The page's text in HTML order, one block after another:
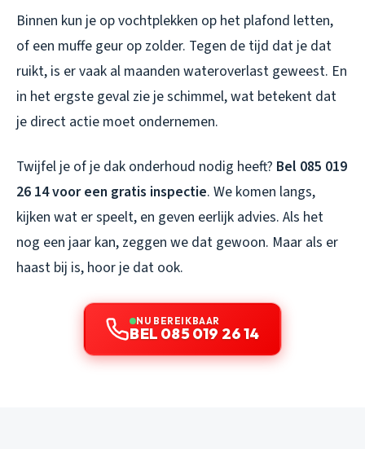
Binnen kun je op vochtplekken op het plafond letten,
of een muffe geur op zolder. Tegen de tijd dat je dat
ruikt, is er vaak al maanden wateroverlast geweest. En
in het ergste geval zie je schimmel, wat betekent dat
je direct actie moet ondernemen.
Twijfel je of je dak onderhoud nodig heeft? Bel 085 019
26 14 voor een gratis inspectie. We komen langs,
kijken wat er speelt, en geven eerlijk advies. Als het
nog een jaar kan, zeggen we dat gewoon. Maar als er
haast bij is, hoor je dat ook.
NU BEREIKBAAR
BEL 085 019 26 14